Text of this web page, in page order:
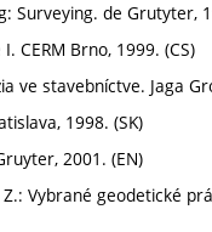
Surveying. de Grutyter,
CERM Brno, 1999. (CS)
ve stavebníctve. Jaga
1998. (SK)
2001. (EN)
Z.: Vybrané geodetické